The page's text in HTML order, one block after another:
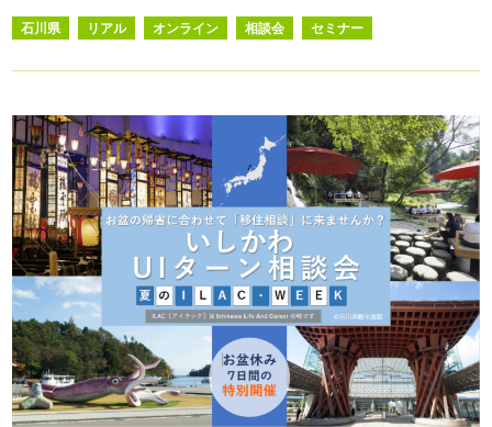
石川県 リアル オンライン 相談会 セミナー